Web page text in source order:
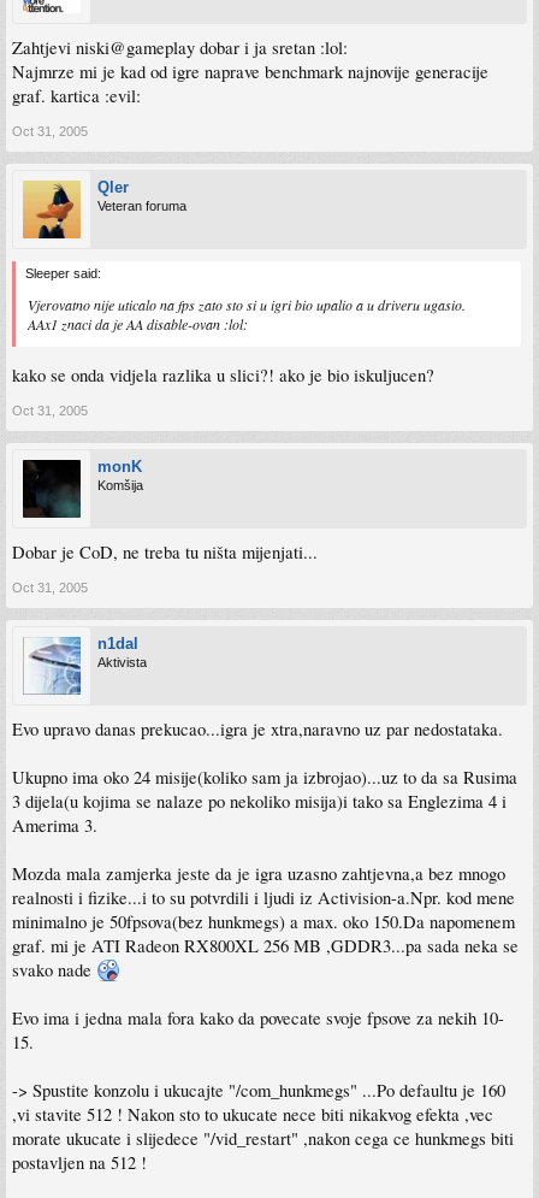
Zahtjevi niski@gameplay dobar i ja sretan :lol:
Najmrze mi je kad od igre naprave benchmark najnovije generacije
graf. kartica :evil:
Oct 31, 2005
Qler
Veteran foruma
Sleeper said:
Vjerovatno nije uticalo na fps zato sto si u igri bio upalio a u driveru ugasio.
AAx1 znaci da je AA disable-ovan :lol:
kako se onda vidjela razlika u slici?! ako je bio iskuljucen?
Oct 31, 2005
monK
Komšija
Dobar je CoD, ne treba tu ništa mijenjati...
Oct 31, 2005
n1dal
Aktivista
Evo upravo danas prekucao...igra je xtra,naravno uz par nedostataka.
Ukupno ima oko 24 misije(koliko sam ja izbrojao)...uz to da sa Rusima
3 dijela(u kojima se nalaze po nekoliko misija)i tako sa Englezima 4 i
Amerima 3.
Mozda mala zamjerka jeste da je igra uzasno zahtjevna,a bez mnogo
realnosti i fizike...i to su potvrdili i ljudi iz Activision-a.Npr. kod mene
minimalno je 50fpsova(bez hunkmegs) a max. oko 150.Da napomenem
graf. mi je ATI Radeon RX800XL 256 MB ,GDDR3...pa sada neka se
svako nade
Evo ima i jedna mala fora kako da povecate svoje fpsove za nekih 10-
15.
-> Spustite konzolu i ukucajte "/com_hunkmegs" ...Po defaultu je 160
,vi stavite 512 ! Nakon sto to ukucate nece biti nikakvog efekta ,vec
morate ukucate i slijedece "/vid_restart" ,nakon cega ce hunkmegs biti
postavljen na 512 !